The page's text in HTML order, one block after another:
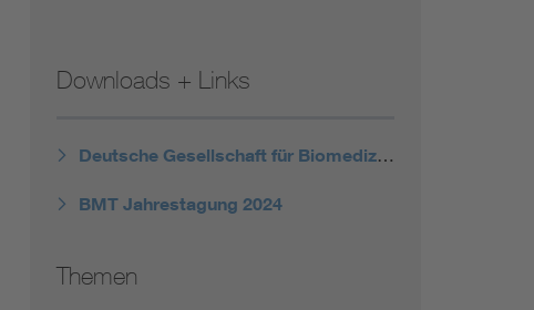
Environmental Protection
Downloads + Links
Deutsche Gesellschaft für Biomedizinische Technik im VDE
BMT Jahrestagung 2024
Themen